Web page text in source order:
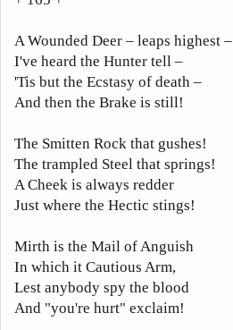
A Wounded Deer – leaps highest –
I've heard the Hunter tell –
'Tis but the Ecstasy of death –
And then the Brake is still!
The Smitten Rock that gushes!
The trampled Steel that springs!
A Cheek is always redder
Just where the Hectic stings!
Mirth is the Mail of Anguish
In which it Cautious Arm,
Lest anybody spy the blood
And "you're hurt" exclaim!